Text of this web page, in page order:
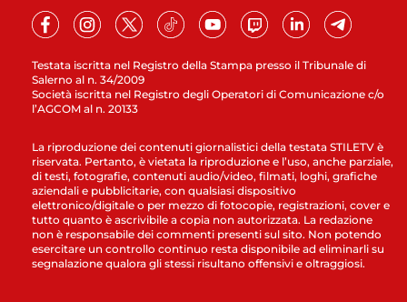
Testata iscritta nel Registro della Stampa presso il Tribunale di
Salerno al n. 34/2009
Società iscritta nel Registro degli Operatori di Comunicazione c/o
l’AGCOM al n. 20133
La riproduzione dei contenuti giornalistici della testata STILETV è
riservata. Pertanto, è vietata la riproduzione e l’uso, anche parziale,
di testi, fotografie, contenuti audio/video, filmati, loghi, grafiche
aziendali e pubblicitarie, con qualsiasi dispositivo
elettronico/digitale o per mezzo di fotocopie, registrazioni, cover e
tutto quanto è ascrivibile a copia non autorizzata. La redazione
non è responsabile dei commenti presenti sul sito. Non potendo
esercitare un controllo continuo resta disponibile ad eliminarli su
segnalazione qualora gli stessi risultano offensivi e oltraggiosi.